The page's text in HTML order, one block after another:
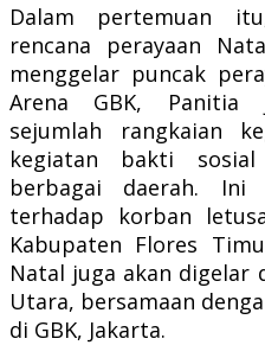
Dalam pertemuan
rencana perayaan
menggelar puncak
Arena GBK, Panitia
sejumlah rangkaian
kegiatan bakti
berbagai daerah.
terhadap korban
Kabupaten Flores
Natal juga akan digelar
Utara, bersamaan
di GBK, Jakarta.